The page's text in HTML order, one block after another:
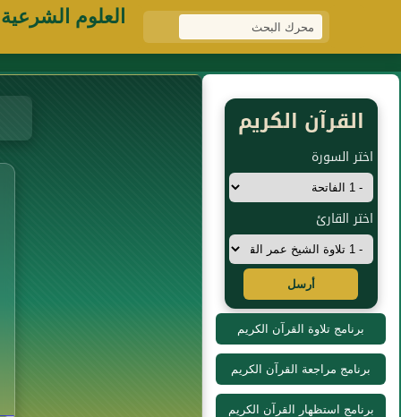
العلوم الشرعية
القرآن الكريم
اختر السورة
اختر القارئ
أرسل
برنامج تلاوة القرآن الكريم
برنامج مراجعة القرآن الكريم
برنامج استظهار القرآن الكريم